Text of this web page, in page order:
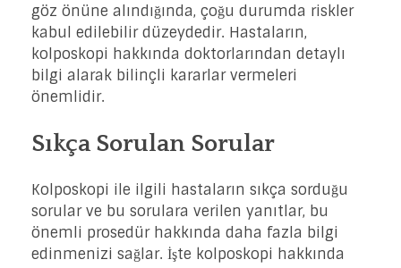
göz önüne alındığında, çoğu durumda riskler
kabul edilebilir düzeydedir. Hastaların,
kolposkopi hakkında doktorlarından detaylı
bilgi alarak bilinçli kararlar vermeleri
önemlidir.
Sıkça Sorulan Sorular
Kolposkopi ile ilgili hastaların sıkça sorduğu
sorular ve bu sorulara verilen yanıtlar, bu
önemli prosedür hakkında daha fazla bilgi
edinmenizi sağlar. İşte kolposkopi hakkında